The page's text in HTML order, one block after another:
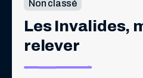
Non classé
Les Invalides,
relever